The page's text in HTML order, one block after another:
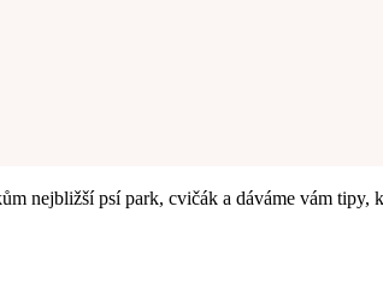
nejbližší psí park, cvičák a dáváme vám